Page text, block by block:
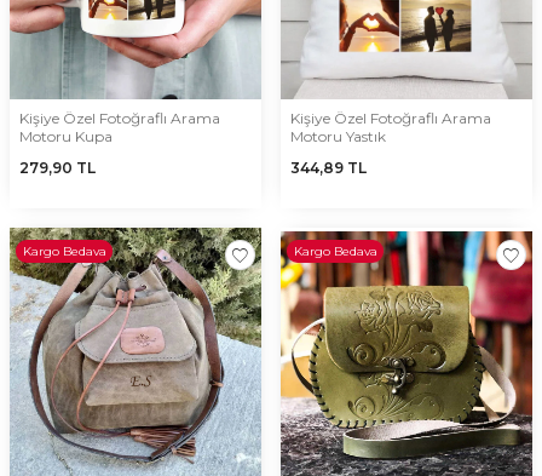
Kişiye Özel Fotoğraflı Arama
Motoru Kupa
279,90 TL
Kişiye Özel Fotoğraflı Arama
Motoru Yastık
344,89 TL
Kargo Bedava Kargo Bedava